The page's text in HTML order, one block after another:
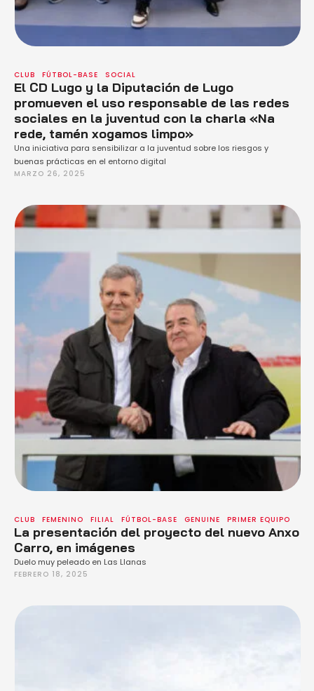
CLUB FÚTBOL-BASE SOCIAL
El CD Lugo y la Diputación de Lugo
promueven el uso responsable de las redes
sociales en la juventud con la charla «Na
rede, tamén xogamos limpo»
Una iniciativa para sensibilizar a la juventud sobre los riesgos y
buenas prácticas en el entorno digital
MARZO 26, 2025
CLUB FEMENINO FILIAL FÚTBOL-BASE GENUINE PRIMER EQUIPO
La presentación del proyecto del nuevo Anxo
Carro, en imágenes
Duelo muy peleado en Las Llanas
FEBRERO 18, 2025